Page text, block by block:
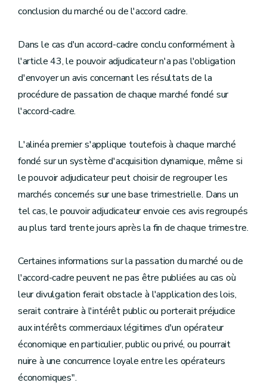
conclusion du marché ou de l'accord cadre.
Dans le cas d'un accord-cadre conclu conformément à
l'article 43, le pouvoir adjudicateur n'a pas l'obligation
d'envoyer un avis concernant les résultats de la
procédure de passation de chaque marché fondé sur
l'accord-cadre.
L'alinéa premier s'applique toutefois à chaque marché
fondé sur un système d'acquisition dynamique, même si
le pouvoir adjudicateur peut choisir de regrouper les
marchés concernés sur une base trimestrielle. Dans un
tel cas, le pouvoir adjudicateur envoie ces avis regroupés
au plus tard trente jours après la fin de chaque trimestre.
Certaines informations sur la passation du marché ou de
l'accord-cadre peuvent ne pas être publiées au cas où
leur divulgation ferait obstacle à l'application des lois,
serait contraire à l'intérêt public ou porterait préjudice
aux intérêts commerciaux légitimes d'un opérateur
économique en particulier, public ou privé, ou pourrait
nuire à une concurrence loyale entre les opérateurs
économiques".